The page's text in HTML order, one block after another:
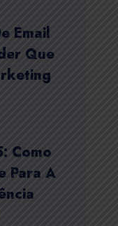
Email
Que
Como
Para A